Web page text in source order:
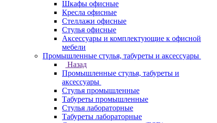
Шкафы офисные
Кресла офисные
Стеллажи офисные
Стулья офисные
Аксессуары и комплектующие к офисной
мебели
Промышленные стулья, табуреты и аксессуары
Назад
Промышленные стулья, табуреты и
аксессуары
Стулья промышленные
Табуреты промышленные
Стулья лабораторные
Табуреты лабораторные